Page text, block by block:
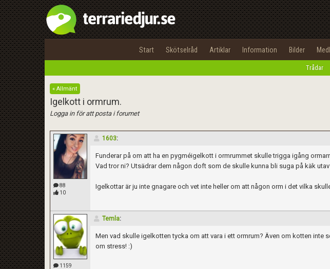
Start Skötselråd Artiklar Information Bilder
Trådar
« Allmänt
Igelkott i ormrum.
Logga in för att posta i forumet
88
10
1603:
Funderar på om att ha en pygméigelkott i ormrummet skulle trigga igång
Vad tror ni? Utsädrar dem någon doft som de skulle kunna bli suga på käk
Igelkottar är ju inte gnagare och vet inte heller om att någon orm i det vilka
1159
Temla:
Men vad skulle igelkotten tycka om att vara i ett ormrum? Även om kotten inte
om stress! :)
integritetspolicy
Namn:
Epost:
Terms of Service
Begär nytt lösenord